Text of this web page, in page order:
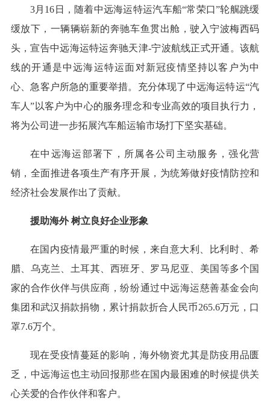
3月16日，随着中远海运特运汽车船“常荣口”轮艉跳缓
缓放下，一辆辆崭新的奔驰车鱼贯出舱，驶入宁波梅西码
头，宣告中远海运特运奔驰天津-宁波航线正式开通。该航
线的开通是中远海运特运面对新冠疫情坚持以客户为中
心、急客户所急的重要举措。充分体现了中远海运特运“汽
车人”以客户为中心的服务理念和专业高效的项目执行力，
将为公司进一步拓展汽车船运输市场打下坚实基础。
在中远海运部署下，所属各公司主动服务，强化营
销，全面推进各项生产有序开展，为统筹做好疫情防控和
经济社会发展作出了贡献。
援助海外 树立良好企业形象
在国内疫情最严重的时候，来自意大利、比利时、希
腊、乌克兰、土耳其、西班牙、罗马尼亚、美国等多个国
家的合作伙伴与供应商，纷纷通过中远海运慈善基金会向
集团和武汉捐款捐物，累计捐款折合人民币265.6万元，口
罩7.6万个。
现在受疫情蔓延的影响，海外物资尤其是防疫用品匮
乏，中远海运也主动回报那些在国内最困难的时候提供关
心关爱的合作伙伴和客户。